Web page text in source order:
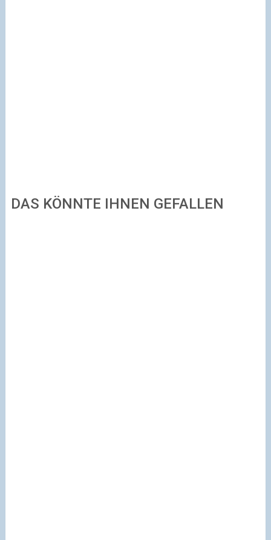
DAS KÖNNTE IHNEN GEFALLEN